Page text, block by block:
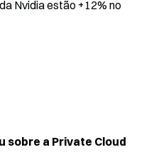
Nvidia estão +12% no
sobre a Private Cloud